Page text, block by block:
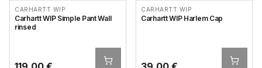
CARHARTT WIP
Carhartt WIP Simple Pant Wall
rinsed
CARHARTT WIP
Carhartt WIP Harlem Cap